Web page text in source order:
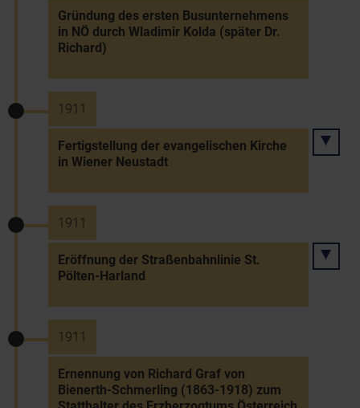
Gründung des ersten Busunternehmens
in NÖ durch Wladimir Kolda (später Dr.
Richard)
1911
Fertigstellung der evangelischen Kirche
in Wiener Neustadt
1911
Eröffnung der Straßenbahnlinie St.
Pölten-Harland
1911
Ernennung von Richard Graf von
Bienerth-Schmerling (1863-1918) zum